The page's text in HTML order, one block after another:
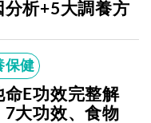
分析+5大調養方
保健
命E功效完整解
7大功效、食物